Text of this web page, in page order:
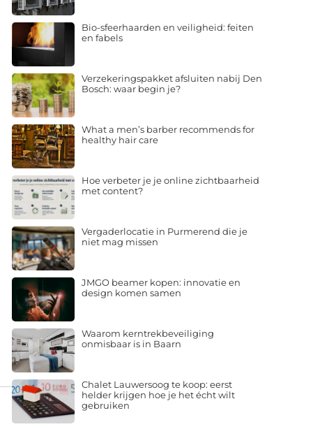
Bio-sfeerhaarden en veiligheid: feiten
en fabels
Verzekeringspakket afsluiten nabij Den
Bosch: waar begin je?
What a men’s barber recommends for
healthy hair care
Hoe verbeter je je online zichtbaarheid
met content?
Vergaderlocatie in Purmerend die je
niet mag missen
JMGO beamer kopen: innovatie en
design komen samen
Waarom kerntrekbeveiliging
onmisbaar is in Baarn
Chalet Lauwersoog te koop: eerst
helder krijgen hoe je het écht wilt
gebruiken